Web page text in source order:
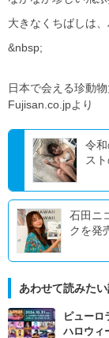
大きなくちばしは
&nbsp;
日本で会える珍動
Fujisan.co.jpより
令
ス
石田ニ
クを発
あわせて読みた
ピューロ
ハロウィ